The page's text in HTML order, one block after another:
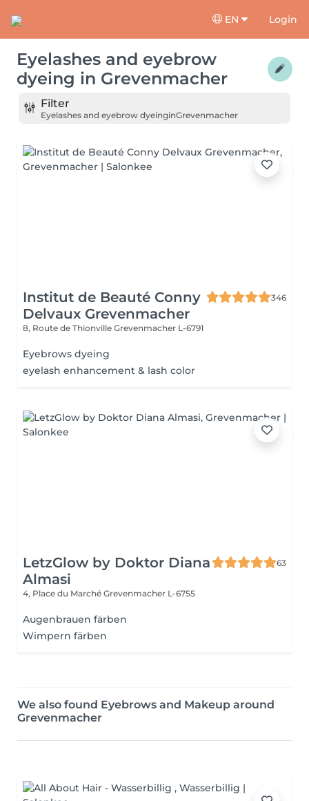
EN Login
Eyelashes and eyebrow
dyeing in Grevenmacher
Filter
Eyelashes and eyebrow dyeinginGrevenmacher
Institut de Beauté Conny
Delvaux Grevenmacher
346
8, Route de Thionville Grevenmacher L-6791
Eyebrows dyeing
eyelash enhancement & lash color
LetzGlow by Doktor Diana
Almasi
63
4, Place du Marché Grevenmacher L-6755
Augenbrauen färben
Wimpern färben
We also found Eyebrows and Makeup around
Grevenmacher